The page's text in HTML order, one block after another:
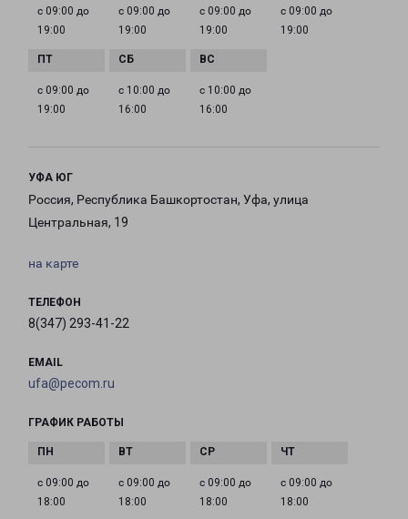
с 09:00 до
19:00
с 09:00 до
19:00
с 09:00 до
19:00
с 09:00 до
19:00
с 09:00 до
19:00
с 10:00 до
16:00
с 10:00 до
16:00
УФА ЮГ
Россия, Республика Башкортостан, Уфа, улица
Центральная, 19
на карте
ТЕЛЕФОН
8(347) 293-41-22
EMAIL
ufa@pecom.ru
ГРАФИК РАБОТЫ
с 09:00 до
18:00
с 09:00 до
18:00
с 09:00 до
18:00
с 09:00 до
18:00